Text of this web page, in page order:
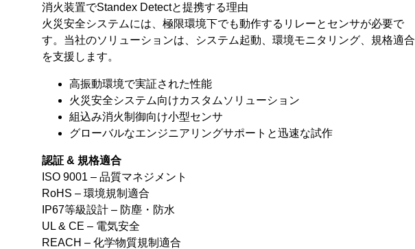
消火装置でStandex Detectと提携する理由
火災安全システムには、極限環境下でも動作するリレーとセンサが必要で
す。当社のソリューションは、システム起動、環境モニタリング、規格適合
を支援します。
高振動環境で実証された性能
火災安全システム向けカスタムソリューション
組込み消火制御向け小型センサ
グローバルなエンジニアリングサポートと迅速な試作
認証 & 規格適合
ISO 9001 – 品質マネジメント
RoHS – 環境規制適合
IP67等級設計 – 防塵・防水
UL & CE – 電気安全
REACH – 化学物質規制適合